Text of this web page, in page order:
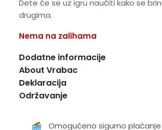
Dete će se uz igru naučiti kako se
drugima.
Nema na zalihama
Dodatne informacije
About Vrabac
Deklaracija
Održavanje
Omogućeno sigurno